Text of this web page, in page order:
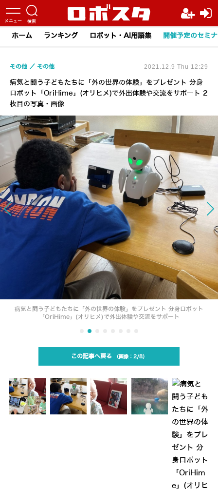
ホーム ランキング ロボット・AI用語集 開催予定のセミ
病気と闘う子どもたちに「外の世界の体験」をプレゼント 分身
ロボット「OriHime」(オリヒメ)で外出体験や交流をサポート 2
枚目の写真・画像
その他 その他 2021.12.9 Thu 12:29
病気と闘う子どもたちに「外の世界の体験」をプレゼント 分身ロボット
「OriHime」(オリヒメ)で外出体験や交流をサポート
この記事へ戻る 2/8